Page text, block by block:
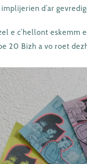
d’ar
e c’hellont eskemm
20 Bizh a vo roet